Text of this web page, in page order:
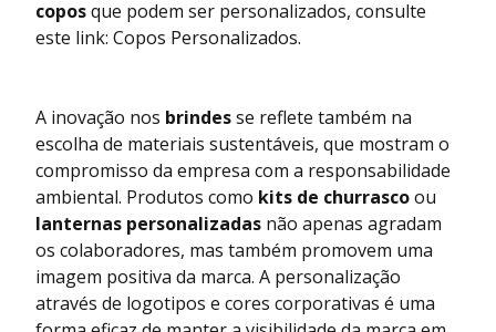
coposque podem ser personalizados, consulte
este link: Copos Personalizados.
A inovação nos brindesse reflete também na
escolha de materiais sustentáveis, que mostram o
compromisso da empresa com a responsabilidade
ambiental. Produtos como kits de churrascoou
lanternas personalizadas não apenas agradam
os colaboradores, mas também promovem uma
imagem positiva da marca. A personalização
através de logotipos e cores corporativas é uma